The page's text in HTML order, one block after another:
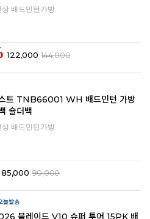
배드민턴가방
122,000 144,000
트 TNB66001 WH 배드민턴 가방
숄더백
배드민턴가방
85,000 90,000
블레이드 V10 슈퍼 투어 15PK 배